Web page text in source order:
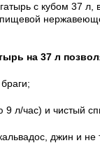
с кубом 37
на 37 л
9 л/час) и чистый
джин и